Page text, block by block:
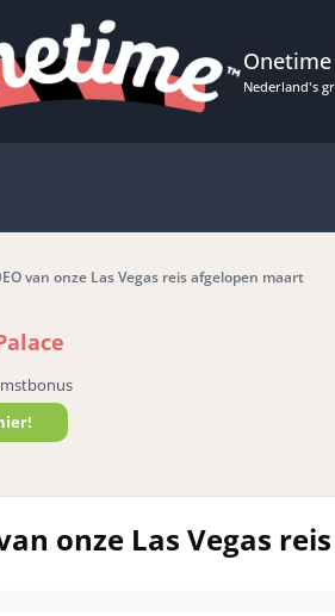
Nederland's
van onze Las Vegas reis afgelopen maart
onze Las Vegas